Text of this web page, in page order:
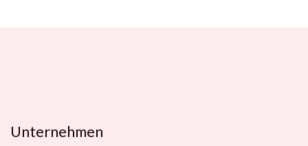
Unternehmen